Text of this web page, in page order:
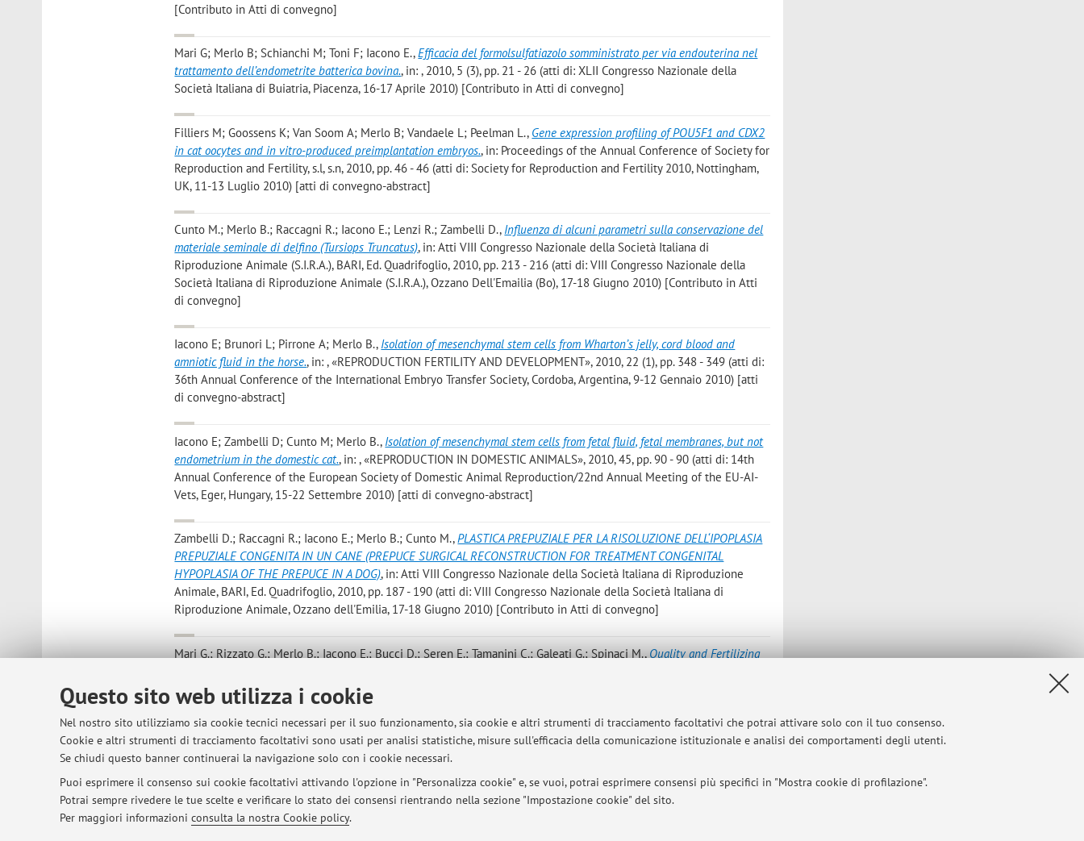
Questo sito web utilizza i cookie
Nel nostro sito utilizziamo sia cookie tecnici necessari per il suo funzionamento, sia cookie e altri strumenti di tracciamento facoltativi che potrai attivare solo con il tuo consenso.
Cookie e altri strumenti di tracciamento facoltativi sono usati per analisi statistiche, misure sull'efficacia della comunicazione istituzionale e analisi dei comportamenti degli utenti.
Se chiudi questo banner continuerai la navigazione solo con i cookie necessari.
Puoi esprimere il consenso sui cookie facoltativi attivando l'opzione in "Personalizza cookie" e, se vuoi, potrai esprimere consensi più specifici in "Mostra cookie di profilazione".
Potrai sempre rivedere le tue scelte e verificare lo stato dei consensi rientrando nella sezione "Impostazione cookie" del sito.
Per maggiori informazioni consulta la nostra Cookie policy.
[Contributo in Atti di convegno]
Mari G; Merlo B; Schianchi M; Toni F; Iacono E.,Efficacia del formolsulfatiazolo somministrato per via endouterina nel
trattamento dell’endometrite batterica bovina., in: , 2010, 5 (3), pp. 21 - 26 (atti di: XLII Congresso Nazionale della
Società Italiana di Buiatria, Piacenza, 16-17 Aprile 2010) [Contributo in Atti di convegno]
Filliers M; Goossens K; Van Soom A; Merlo B; Vandaele L; Peelman L., Gene expression profiling of POU5F1 and CDX2
in cat oocytes and in vitro-produced preimplantation embryos., in: Proceedings of the Annual Conference of Society for
Reproduction and Fertility, s.l, s.n, 2010, pp. 46 - 46 (atti di: Society for Reproduction and Fertility 2010, Nottingham,
UK, 11-13 Luglio 2010) [atti di convegno-abstract]
Cunto M.; Merlo B.; Raccagni R.; Iacono E.; Lenzi R.; Zambelli D., Influenza di alcuni parametri sulla conservazione del
materiale seminale di delfino (Tursiops Truncatus), in: Atti VIII Congresso Nazionale della Società Italiana di
Riproduzione Animale (S.I.R.A.), BARI, Ed. Quadrifoglio, 2010, pp. 213 - 216 (atti di: VIII Congresso Nazionale della
Società Italiana di Riproduzione Animale (S.I.R.A.), Ozzano Dell'Emailia (Bo), 17-18 Giugno 2010) [Contributo in Atti
di convegno]
Iacono E; Brunori L; Pirrone A; Merlo B., Isolation of mesenchymal stem cells from Wharton’s jelly, cord blood and
amniotic fluid in the horse., in: , «REPRODUCTION FERTILITY AND DEVELOPMENT», 2010, 22 (1), pp. 348 - 349 (atti di:
36th Annual Conference of the International Embryo Transfer Society, Cordoba, Argentina, 9-12 Gennaio 2010) [atti
di convegno-abstract]
Iacono E; Zambelli D; Cunto M; Merlo B., Isolation of mesenchymal stem cells from fetal fluid, fetal membranes, but not
endometrium in the domestic cat., in: , «REPRODUCTION IN DOMESTIC ANIMALS», 2010, 45, pp. 90 - 90 (atti di: 14th
Annual Conference of the European Society of Domestic Animal Reproduction/22nd Annual Meeting of the EU-AI-
Vets, Eger, Hungary, 15-22 Settembre 2010) [atti di convegno-abstract]
Zambelli D.; Raccagni R.; Iacono E.; Merlo B.; Cunto M.,PLASTICA PREPUZIALE PER LA RISOLUZIONE DELL‘IPOPLASIA
PREPUZIALE CONGENITA IN UN CANE (PREPUCE SURGICAL RECONSTRUCTION FOR TREATMENT CONGENITAL
HYPOPLASIA OF THE PREPUCE IN A DOG), in: Atti VIII Congresso Nazionale della Società Italiana di Riproduzione
Animale, BARI, Ed. Quadrifoglio, 2010, pp. 187 - 190 (atti di: VIII Congresso Nazionale della Società Italiana di
Riproduzione Animale, Ozzano dell'Emilia, 17-18 Giugno 2010) [Contributo in Atti di convegno]
Mari G.; Rizzato G.; Merlo B.; Iacono E.; Bucci D.; Seren E.; Tamanini C.; Galeati G.; Spinaci M.,Quality and Fertilizing
[articolo]
Zambelli D; Iacono E; Raccagni R; Merlo B.
Quality and fertilizing ability of electro-ejaculated cat spermatozoa frozen
with or no Equex STM Paste
, «THERIOGENOLOGY», 2010, 73, pp. 886 - 892 [articolo]
1 2 3 4 5